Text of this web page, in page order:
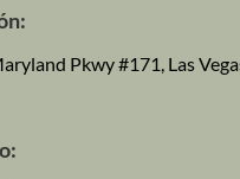
Pkwy #171, Las